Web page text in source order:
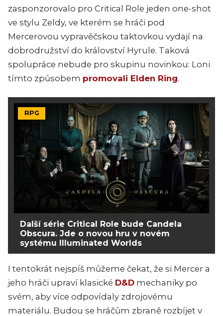
zasponzorovalo pro Critical Role jeden one-shot
ve stylu Zeldy, ve kterém se hráči pod
Mercerovou vypravěčskou taktovkou vydají na
dobrodružství do království Hyrule. Taková
spolupráce nebude pro skupinu novinkou: Loni
tímto způsobem promovali Elden Ring.
RPG
Další série Critical Role bude Candela
Obscura. Jde o novou hru v novém
systému Illuminated Worlds
I tentokrát nejspíš můžeme čekat, že si Mercer a
jeho hráči upraví klasické D&D mechaniky po
svém, aby více odpovídaly zdrojovému
materiálu. Budou se hráčům zbraně rozbíjet v